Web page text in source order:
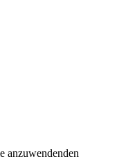
anzuwendenden